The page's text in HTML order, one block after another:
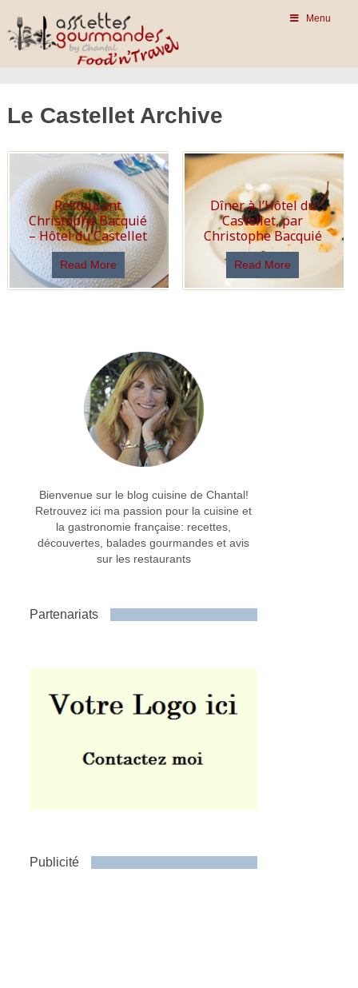
Menu
Le Castellet Archive
Restaurant
Christophe Bacquié
– Hôtel du Castellet
Read More
Dîner à l’Hôtel du
Castellet, par
Christophe Bacquié
Read More
Bienvenue sur le blog cuisine de Chantal!
Retrouvez ici ma passion pour la cuisine et
la gastronomie française: recettes,
découvertes, balades gourmandes et avis
sur les restaurants
Partenariats
Publicité